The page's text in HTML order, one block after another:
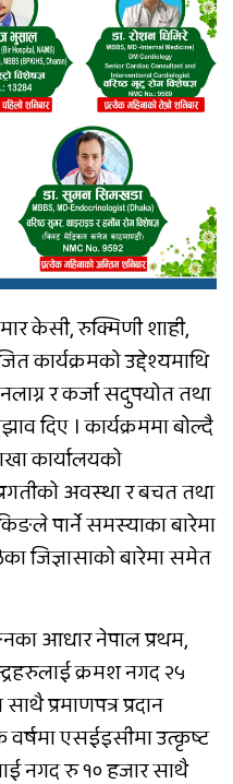
केसी, रुक्मिणी शाही,
कार्यक्रमको उद्देश्यमाथि
र कर्जा सदुपयोत तथा
दिए । कार्यक्रममा बोल्दै
कार्यालयको
अवस्था र बचत तथा
पार्ने समस्याका बारेमा
जिज्ञासाको बारेमा समेत
आधार नेपाल प्रथम,
क्रमश नगद २५
प्रमाणपत्र प्रदान
वर्षमा एसईइसीमा उत्कृष्ट
नगद रु १० हजार साथै